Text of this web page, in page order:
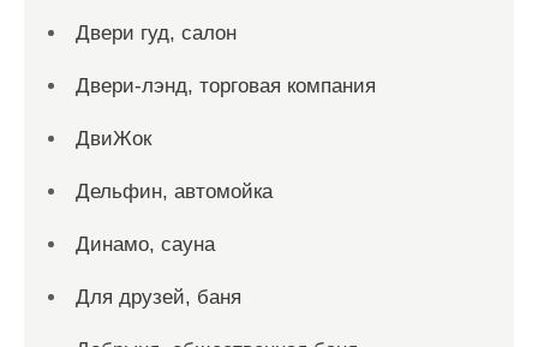
Двери гуд, салон
Двери-лэнд, торговая компания
ДвиЖок
Дельфин, автомойка
Динамо, сауна
Для друзей, баня